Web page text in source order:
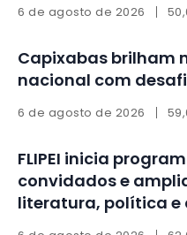
6 de agosto de 2026
Capixabas brilham
nacional com
6 de agosto de 2026
FLIPEI inicia
convidados e
literatura, política e